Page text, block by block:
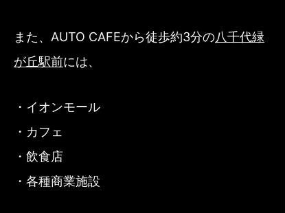
また、AUTO CAFEから徒歩約3分の八千代緑
が丘駅前には、
・イオンモール
・カフェ
・飲食店
・各種商業施設